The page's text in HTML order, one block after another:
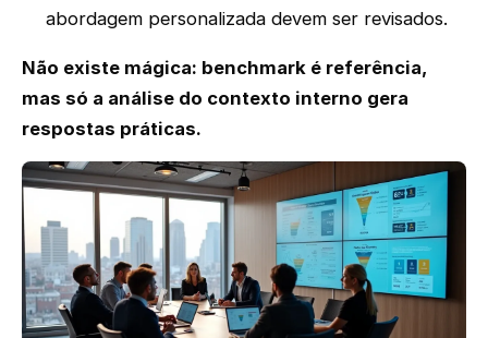
abordagem personalizada devem ser revisados.
Não existe mágica: benchmark é referência,
mas só a análise do contexto interno gera
respostas práticas.